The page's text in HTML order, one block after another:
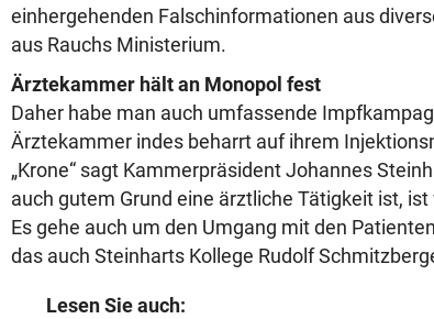
einhergehenden Falschinformationen aus
aus Rauchs Ministerium.
Ärztekammer hält an Monopol fest
Daher habe man auch umfassende
Ärztekammer indes beharrt auf ihrem
„Krone“ sagt Kammerpräsident Johannes
auch gutem Grund eine ärztliche Tätigkeit ist,
Es gehe auch um den Umgang mit den
das auch Steinharts Kollege Rudolf
Lesen Sie auch: